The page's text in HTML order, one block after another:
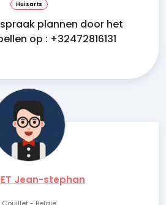
Huisarts
plannen door het
op : +32472816131
Jean-stephan